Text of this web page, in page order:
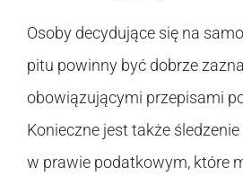
Osoby decydujące się na
pitu powinny być dobrze
obowiązującymi przepisami
Konieczne jest także
w prawie podatkowym, które